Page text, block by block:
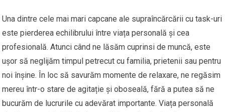
Una dintre cele mai mari capcane ale supraîncărcării cu task-uri
este pierderea echilibrului între viața personală și cea
profesională. Atunci când ne lăsăm cuprinsi de muncă, este
ușor să neglijăm timpul petrecut cu familia, prietenii sau pentru
noi înșine. În loc să savurăm momente de relaxare, ne regăsim
mereu într-o stare de agitație și oboseală, fără a putea să ne
bucurăm de lucrurile cu adevărat importante. Viața personală